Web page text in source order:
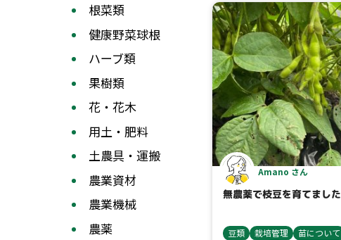
根菜類
健康野菜球根
ハーブ類
果樹類
花・花木
用土・肥料
土農具・運搬
農業資材
農業機械
農薬
Amano さん
無農薬で枝豆を育てました
豆類 栽培管理 苗について